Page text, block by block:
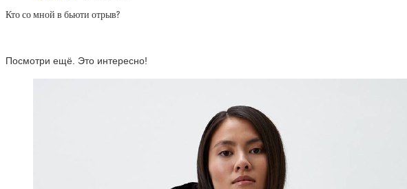
Кто со мной в бьюти отрыв?
Посмотри ещё. Это интересно!